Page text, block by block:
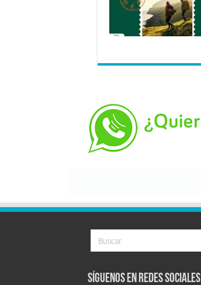
Síguenos en Redes Sociales